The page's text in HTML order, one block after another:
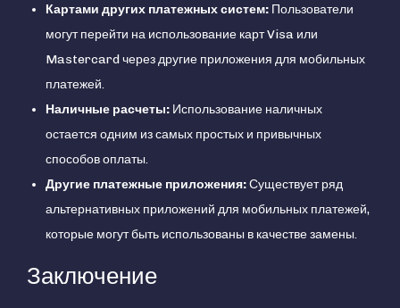
Картами других платежных систем: Пользователи
могут перейти на использование карт Visa или
Mastercard через другие приложения для мобильных
платежей.
Наличные расчеты: Использование наличных
остается одним из самых простых и привычных
способов оплаты.
Другие платежные приложения:Существует ряд
альтернативных приложений для мобильных платежей,
которые могут быть использованы в качестве замены.
Заключение